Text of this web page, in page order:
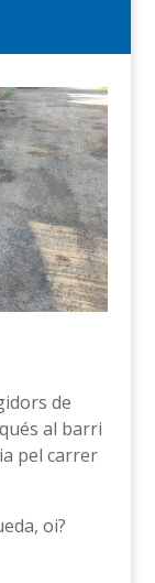
de
al barri
pel carrer
oi?